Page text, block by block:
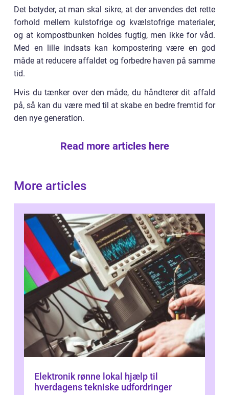
Det betyder, at man skal sikre, at der anvendes det rette
forhold mellem kulstofrige og kvælstofrige materialer,
og at kompostbunken holdes fugtig, men ikke for våd.
Med en lille indsats kan kompostering være en god
måde at reducere affaldet og forbedre haven på samme
tid.
Hvis du tænker over den måde, du håndterer dit affald
på, så kan du være med til at skabe en bedre fremtid for
den nye generation.
Read more articles here
More articles
Elektronik rønne lokal hjælp til
hverdagens tekniske udfordringer